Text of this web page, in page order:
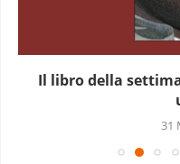
Il libro della
31